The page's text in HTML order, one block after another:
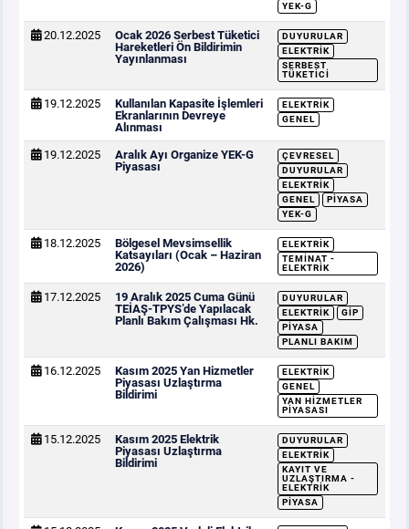
YEK-G
20.12.2025
Ocak 2026 Serbest Tüketici
Hareketleri Ön Bildirimin
Yayınlanması
DUYURULAR
ELEKTRIK
SERBEST
TÜKETICI
19.12.2025
Kullanılan Kapasite İşlemleri
Ekranlarının Devreye
Alınması
ELEKTRIK
GENEL
19.12.2025
Aralık Ayı Organize YEK-G
Piyasası
ÇEVRESEL
DUYURULAR
ELEKTRIK
GENEL
PIYASA
YEK-G
18.12.2025
Bölgesel Mevsimsellik
Katsayıları (Ocak – Haziran
2026)
ELEKTRIK
TEMINAT -
ELEKTRIK
17.12.2025
19 Aralık 2025 Cuma Günü
TEİAŞ-TPYS’de Yapılacak
Planlı Bakım Çalışması Hk.
DUYURULAR
ELEKTRIK
GİP
PIYASA
PLANLI BAKIM
16.12.2025
Kasım 2025 Yan Hizmetler
Piyasası Uzlaştırma
Bildirimi
ELEKTRIK
GENEL
YAN HIZMETLER
PIYASASI
15.12.2025
Kasım 2025 Elektrik
Piyasası Uzlaştırma
Bildirimi
DUYURULAR
ELEKTRIK
KAYIT VE
UZLAŞTIRMA -
ELEKTRIK
PIYASA